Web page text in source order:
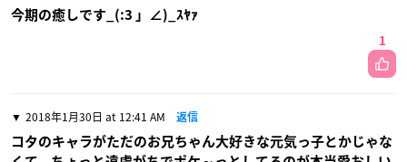
今期の癒しです_(:3 」∠)_ｽﾔｧ
1
2018年1月30日 at 12:41 AM 返信
コタのキャラがただのお兄ちゃん大好きな元気っ子とかじゃな